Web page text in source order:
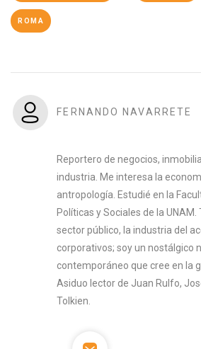
ROMA
FERNANDO NAVARRETE
Reportero de negocios,
industria. Me interesa la
antropología. Estudié en la
Políticas y Sociales de la UNAM.
sector público, la industria del
corporativos; soy un nostálgico
contemporáneo que cree en la
Asiduo lector de Juan Rulfo,
Tolkien.